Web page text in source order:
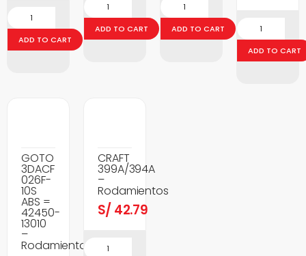
ADD TO CART
ADD TO CART ADD TO CART
ADD TO CART
GOTO
3DACF
026F-
10S
ABS =
42450-
13010
–
Rodamientos
CRAFT
399A/394A
–
Rodamientos
S/ 42.79